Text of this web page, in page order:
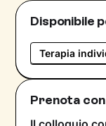
Disponibile
Terapia
Prenota